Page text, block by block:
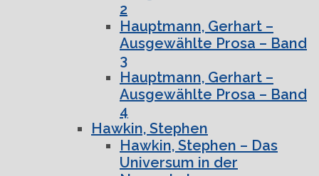
2
Hauptmann, Gerhart –
Ausgewählte Prosa – Band
3
Hauptmann, Gerhart –
Ausgewählte Prosa – Band
4
Hawkin, Stephen
Hawkin, Stephen – Das
Universum in der